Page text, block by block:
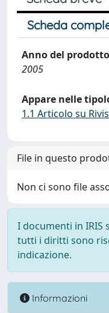
Scheda
Anno del prodotto
2005
Appare nelle
1.1 Articolo su
File in questo
Non ci sono file
I documenti in
tutti i diritti sono
indicazione.
Informazioni